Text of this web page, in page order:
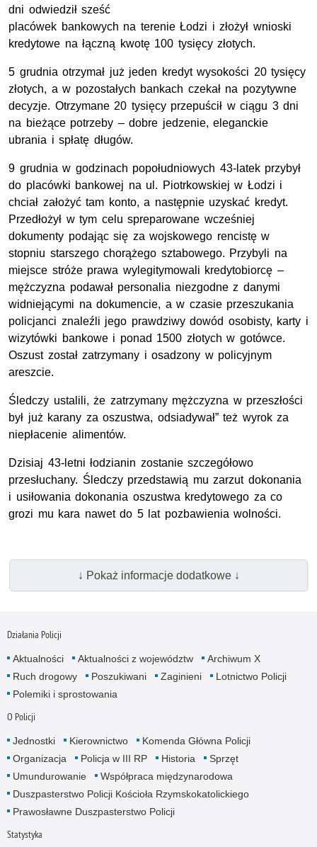
dni odwiedził sześć
placówek bankowych na terenie Łodzi i złożył wnioski
kredytowe na łączną kwotę 100 tysięcy złotych.
5 grudnia otrzymał już jeden kredyt wysokości 20 tysięcy
złotych, a w pozostałych bankach czekał na pozytywne
decyzje. Otrzymane 20 tysięcy przepuścił w ciągu 3 dni
na bieżące potrzeby – dobre jedzenie, eleganckie
ubrania i spłatę długów.
9 grudnia w godzinach popołudniowych 43-latek przybył
do placówki bankowej na ul. Piotrkowskiej w Łodzi i
chciał założyć tam konto, a następnie uzyskać kredyt.
Przedłożył w tym celu spreparowane wcześniej
dokumenty podając się za wojskowego rencistę w
stopniu starszego chorążego sztabowego. Przybyli na
miejsce stróże prawa wylegitymowali kredytobiorcę –
mężczyzna podawał personalia niezgodne z danymi
widniejącymi na dokumencie, a w czasie przeszukania
policjanci znaleźli jego prawdziwy dowód osobisty, karty i
wizytówki bankowe i ponad 1500 złotych w gotówce.
Oszust został zatrzymany i osadzony w policyjnym
areszcie.
Śledczy ustalili, że zatrzymany mężczyzna w przeszłości
był już karany za oszustwa, odsiadywał” też wyrok za
niepłacenie alimentów.
Dzisiaj 43-letni łodzianin zostanie szczegółowo
przesłuchany. Śledczy przedstawią mu zarzut dokonania
i usiłowania dokonania oszustwa kredytowego za co
grozi mu kara nawet do 5 lat pozbawienia wolności.
↓ Pokaż informacje dodatkowe ↓
Działania Policji
Aktualności Aktualności z województw
Archiwum X
Ruch drogowy
Poszukiwani Zaginieni
Lotnictwo Policji
Polemiki i sprostowania
O Policji
Jednostki Kierownictwo
Komenda Główna Policji
Organizacja
Policja w III RP Historia
Sprzęt
Umundurowanie
Współpraca międzynarodowa
Duszpasterstwo Policji Kościoła Rzymskokatolickiego
Prawosławne Duszpasterstwo Policji
Statystyka